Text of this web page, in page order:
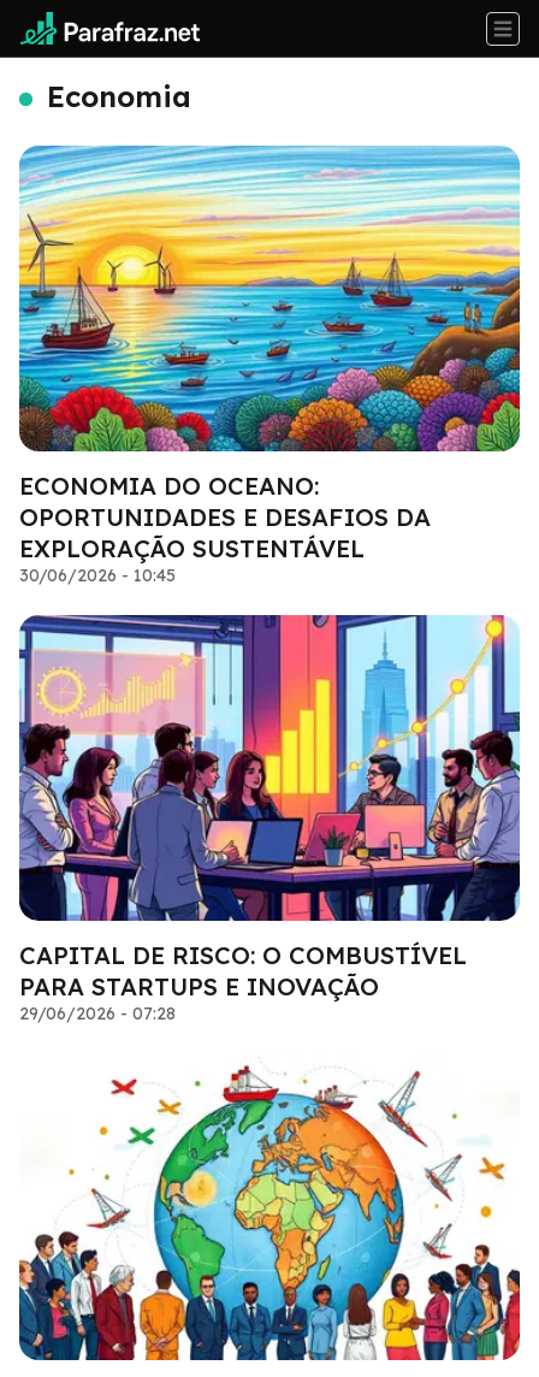
Economia
ECONOMIA DO OCEANO:
OPORTUNIDADES E DESAFIOS DA
EXPLORAÇÃO SUSTENTÁVEL
30/06/2026 - 10:45
CAPITAL DE RISCO: O COMBUSTÍVEL
PARA STARTUPS E INOVAÇÃO
29/06/2026 - 07:28